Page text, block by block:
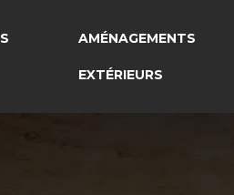
AMÉNAGEMENTS
EXTÉRIEURS